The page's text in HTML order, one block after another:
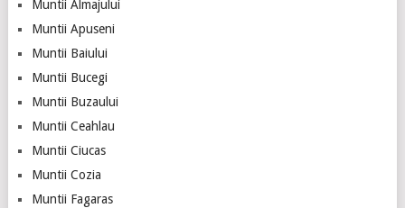
Muntii Almajului
Muntii Apuseni
Muntii Baiului
Muntii Bucegi
Muntii Buzaului
Muntii Ceahlau
Muntii Ciucas
Muntii Cozia
Muntii Fagaras